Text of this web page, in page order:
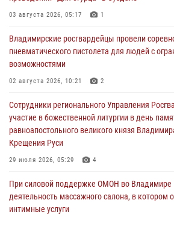
03 августа 2026, 05:17 1
Владимирские росгвардейцы провели
пневматического пистолета для людей с
возможностями
02 августа 2026, 10:21 2
Сотрудники регионального Управления
участие в божественной литургии в день
равноапостольного великого князя
Крещения Руси
29 июля 2026, 05:29 4
При силовой поддержке ОМОН во Владимире
деятельность массажного салона, в котором
интимные услуги